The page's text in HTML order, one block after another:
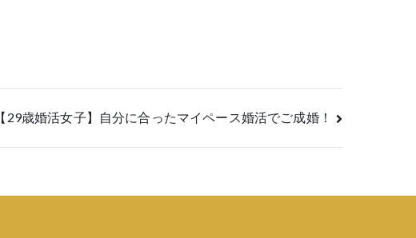
【29歳婚活女子】自分に合ったマイペース婚活でご成婚！